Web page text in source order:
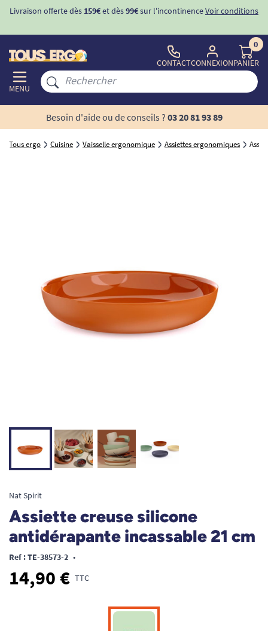
Livraison offerte dès 159€et dès99€sur l'incontinenceVoir conditions
MENU
CONTACTCONNEXION
0
PANIER
Besoin d'aide ou de conseils ? 03 20 81 93 89
Tous ergo Cuisine Vaisselle ergonomique Assiettes ergonomiques
Nat Spirit
Assiette creuse silicone
antidérapante incassable 21 cm
Ref : TE-38573-2 •
14,90 € TTC